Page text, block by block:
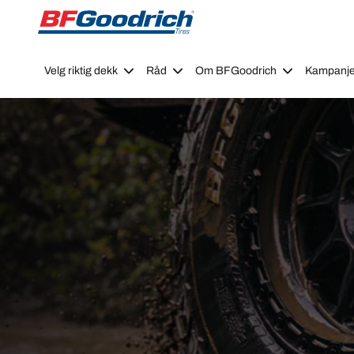
Go to page content Go to page navigation
Velg riktig dekk Råd Om BFGoodrich